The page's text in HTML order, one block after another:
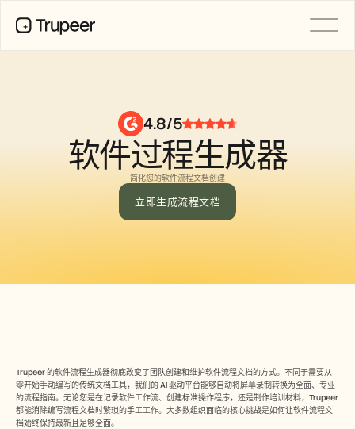
4.8/5
软件过程生成器
简化您的软件流程文档创建
立即生成流程文档
Trupeer 的软件流程生成器彻底改变了团队创建和维护软件流程文档的方式。不同于需要从
零开始手动编写的传统文档工具，我们的 AI 驱动平台能够自动将屏幕录制转换为全面、专业
的流程指南。无论您是在记录软件工作流、创建标准操作程序，还是制作培训材料，Trupeer
都能消除编写流程文档时繁琐的手工工作。大多数组织面临的核心挑战是如何让软件流程文
档始终保持最新且足够全面。
AI 变革先锋
常见问题
Announcement
Partner Program
用例